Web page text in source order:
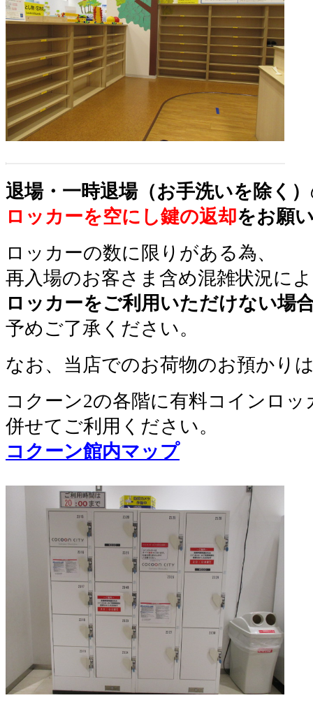
退場・一時退場（お手洗いを除く）
ロッカーを空にし鍵の返却をお願
ロッカーの数に限りがある為、
再入場のお客さま含め混雑状況に
ロッカーをご利用いただけない場
予めご了承ください。
なお、当店でのお荷物のお預かり
コクーン2の各階に有料コインロ
併せてご利用ください。
コクーン館内マップ